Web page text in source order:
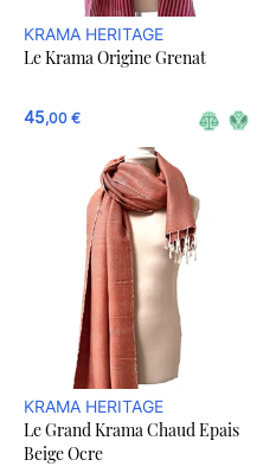
KRAMA HERITAGE
Le Krama Origine Grenat
45,00 €
KRAMA HERITAGE
Le Grand Krama Chaud Epais
Beige Ocre